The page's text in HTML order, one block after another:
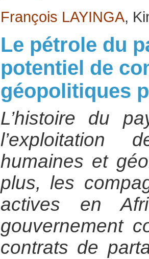
François LAYINGA,
Le pétrole du
potentiel de
géopolitiques
L’histoire du
l’exploitation
humaines et
plus, les
actives en
gouvernement
contrats de